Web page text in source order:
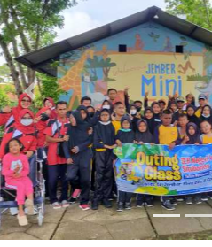
Kata Pengantar